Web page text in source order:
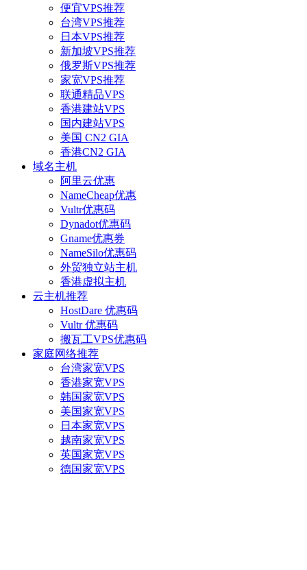
便宜VPS推荐
台湾VPS推荐
日本VPS推荐
新加坡VPS推荐
俄罗斯VPS推荐
家宽VPS推荐
联通精品VPS
香港建站VPS
国内建站VPS
美国 CN2 GIA
香港CN2 GIA
域名主机
阿里云优惠
NameCheap优惠
Vultr优惠码
Dynadot优惠码
Gname优惠券
NameSilo优惠码
外贸独立站主机
香港虚拟主机
云主机推荐
HostDare 优惠码
Vultr 优惠码
搬瓦工VPS优惠码
家庭网络推荐
台湾家宽VPS
香港家宽VPS
韩国家宽VPS
美国家宽VPS
日本家宽VPS
越南家宽VPS
英国家宽VPS
德国家宽VPS